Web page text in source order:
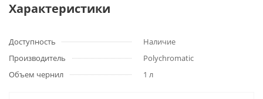
Характеристики
Доступность
Наличие
Производитель
Polychromatic
Объем чернил
1 л